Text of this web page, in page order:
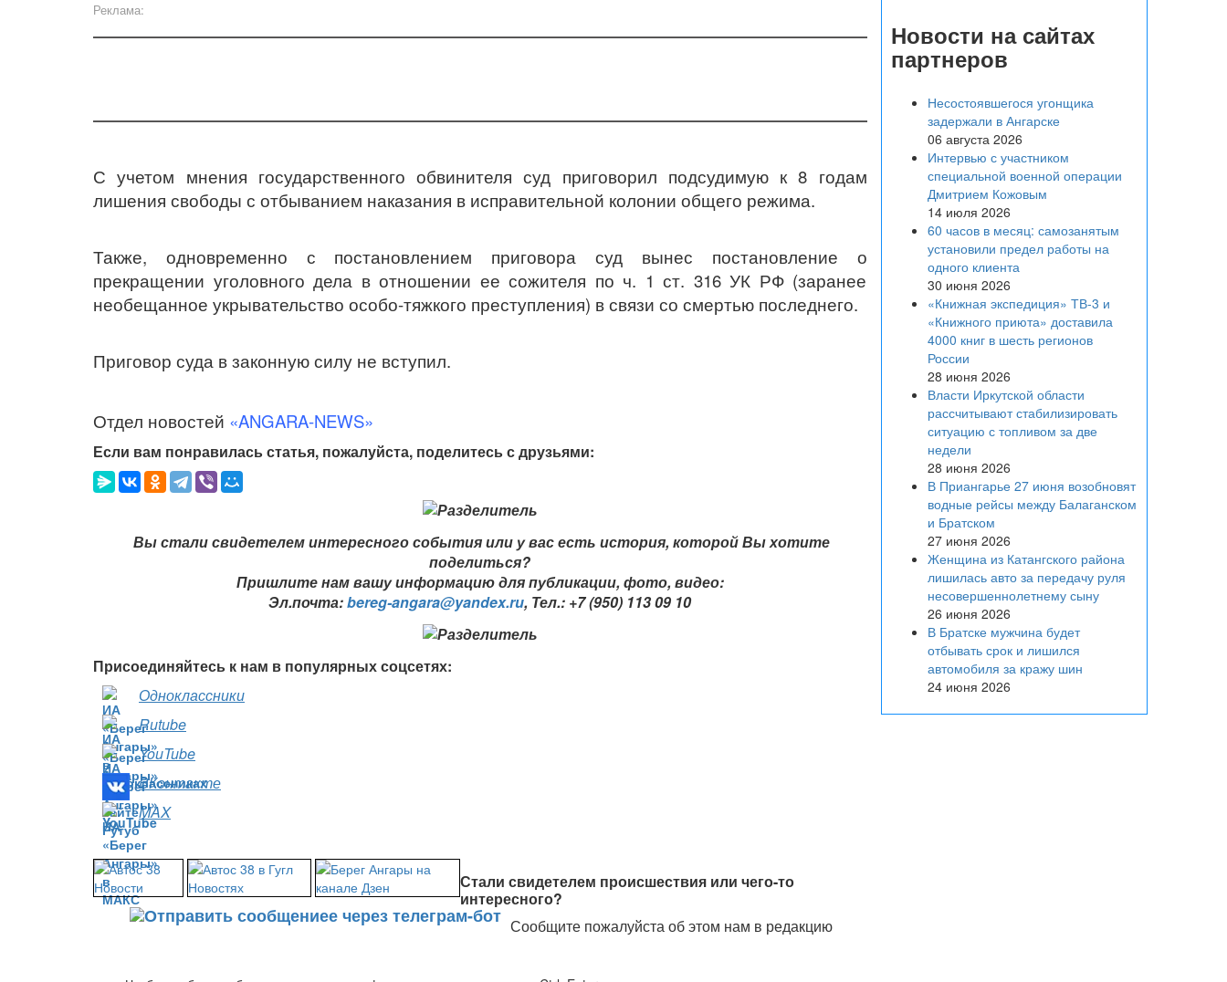
Реклама:
С учетом мнения государственного обвинителя суд приговорил подсудимую к 8 годам
лишения свободы с отбыванием наказания в исправительной колонии общего режима.
Также, одновременно с постановлением приговора суд вынес постановление о
прекращении уголовного дела в отношении ее сожителя по ч. 1 ст. 316 УК РФ (заранее
необещанное укрывательство особо-тяжкого преступления) в связи со смертью последнего.
Приговор суда в законную силу не вступил.
Отдел новостей «ANGARA-NEWS»
Если вам понравилась статья, пожалуйста, поделитесь с друзьями:
Вы стали свидетелем интересного события или у вас есть история, которой Вы хотите
поделиться?
Пришлите нам вашу информацию для публикации, фото, видео:
Эл.почта:bereg-angara@yandex.ru, Тел.: +7 (950) 113 09 10
Присоединяйтесь к нам в популярных соцсетях:
Одноклассники
Rutube
YouTube
ВКонтакте
MAX
Стали свидетелем происшествия или чего-то
интересного?
Сообщите пожалуйста об этом нам в редакцию
Новости на сайтах
партнеров
Несостоявшегося угонщика
задержали в Ангарске
06 августа 2026
Интервью с участником
специальной военной операции
Дмитрием Кожовым
14 июля 2026
60 часов в месяц: самозанятым
установили предел работы на
одного клиента
30 июня 2026
«Книжная экспедиция» ТВ-3 и
«Книжного приюта» доставила
4000 книг в шесть регионов
России
28 июня 2026
Власти Иркутской области
рассчитывают стабилизировать
ситуацию с топливом за две
недели
28 июня 2026
В Приангарье 27 июня возобновят
водные рейсы между Балаганском
и Братском
27 июня 2026
Женщина из Катангского района
лишилась авто за передачу руля
несовершеннолетнему сыну
26 июня 2026
В Братске мужчина будет
отбывать срок и лишился
автомобиля за кражу шин
24 июня 2026